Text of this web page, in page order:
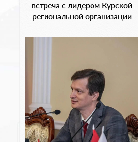
встреча с лидером Курской
региональной организации